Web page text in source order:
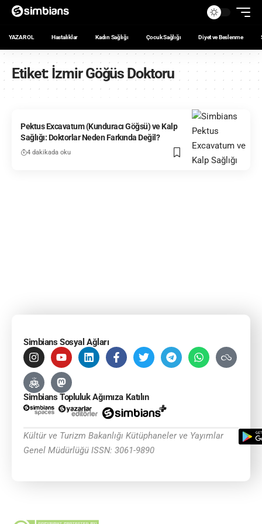
YAZAR OL Hastalıklar Kadın Sağlığı Çocuk Sağlığı Diyet ve Beslenme
Etiket: İzmir Göğüs Doktoru
Pektus Excavatum (Kunduracı Göğsü) ve Kalp
Sağlığı: Doktorlar Neden Farkında Değil?
4 dakikada oku
Simbians Sosyal Ağları
Simbians Topluluk Ağımıza Katılın
Kültür ve Turizm Bakanlığı Kütüphaneler ve Yayımlar
Genel Müdürlüğü ISSN: 3061-9890